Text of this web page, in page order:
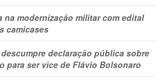
na modernização militar com edital
camicases
declaração pública sobre
para ser vice de Flávio Bolsonaro